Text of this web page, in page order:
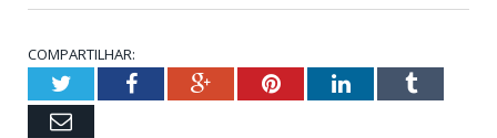
COMPARTILHAR:
TwitterFacebookGoogle+PinterestLinkedInTumblr
Email